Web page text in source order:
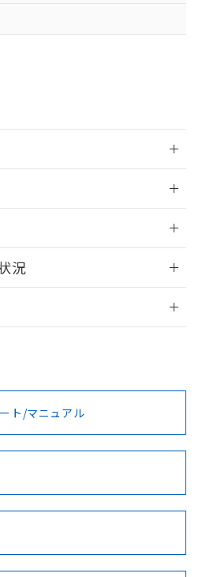
。
ン/会員登録
いただく前に、以下を必ずお読
況
例
例
Cd Cr(VI)
承認
ェー
BV型式承認
（フランス
KR型式
（韓国
No No
品の規格認証/適合状況ページへ
らのページからご検索ください
ト/マニュアル
混在することから備考